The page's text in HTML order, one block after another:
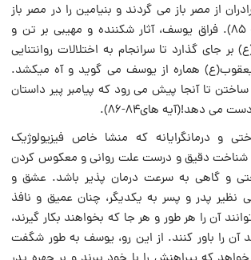
از مصر باز می گردند و بنیامین را در مصر باز
می گذارند(آیه ۸۴ – ۸۵). فراق یوسف، آثار شکننده و مهیبى بر تن و
جاى گذارد تا سرانجام‌ به اختلالات روانتنایى
هماره از یوسف می گوید و آه میکشد.
تا آنجا پیش می رود که پیامبر پیر داستان
می دهد!(آیه هاى‌۸۴-۸۶).
و درمانگرایانه که منشا خاص فیزیولوژیک
شناخت دقیق و درست علت روانى و معکوس کردن
و گاهى به سرعت درمان پذیر باشد. عشق و
نظیر پدر و پسر به یکدیگر، چنان عمیق و نافذ
آن‌ را هر طور و هر جا که بخواهند بکار گیرند،
آن را باور کنند. از این‌ رو، یوسف به طور شگفت